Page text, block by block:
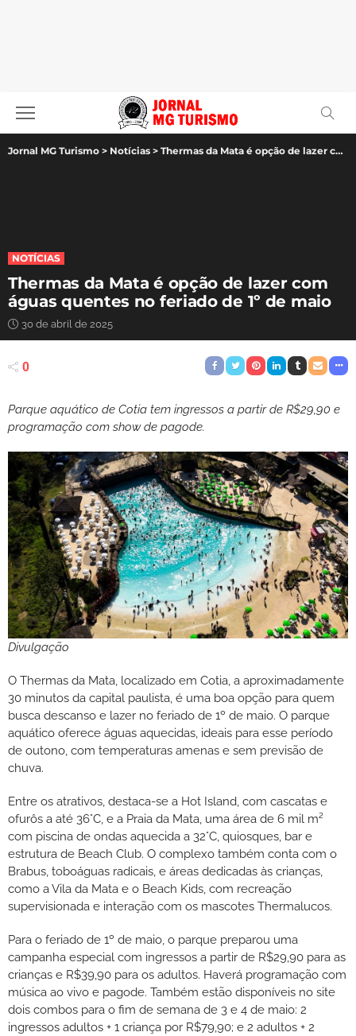
Jornal MG Turismo > Notícias > Thermas da Mata é opção de lazer com águas quentes no feriado de 1º de maio
NOTÍCIAS
Thermas da Mata é opção de lazer com
águas quentes no feriado de 1º de maio
30 de abril de 2025
0
Parque aquático de Cotia tem ingressos a partir de R$29,90 e
programação com show de pagode.
Divulgação
O Thermas da Mata, localizado em Cotia, a aproximadamente
30 minutos da capital paulista, é uma boa opção para quem
busca descanso e lazer no feriado de 1º de maio. O parque
aquático oferece águas aquecidas, ideais para esse período
de outono, com temperaturas amenas e sem previsão de
chuva.
Entre os atrativos, destaca-se a Hot Island, com cascatas e
ofurôs a até 36°C, e a Praia da Mata, uma área de 6 mil m²
com piscina de ondas aquecida a 32°C, quiosques, bar e
estrutura de Beach Club. O complexo também conta com o
Brabus, toboáguas radicais, e áreas dedicadas às crianças,
como a Vila da Mata e o Beach Kids, com recreação
supervisionada e interação com os mascotes Thermalucos.
Para o feriado de 1º de maio, o parque preparou uma
campanha especial com ingressos a partir de R$29,90 para as
crianças e R$39,90 para os adultos. Haverá programação com
música ao vivo e pagode. Também estão disponíveis no site
dois combos para o fim de semana de 3 e 4 de maio: 2
ingressos adultos + 1 criança por R$79,90; e 2 adultos + 2